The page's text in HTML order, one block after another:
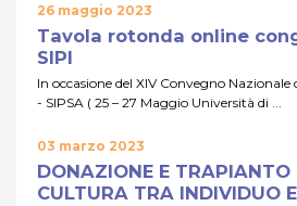
26 maggio 2023
Tavola rotonda online
SIPI
In occasione del XIV Convegno Nazionale
- SIPSA ( 25 – 27 Maggio Università di ...
03 marzo 2023
DONAZIONE E TRAPIANTO
CULTURA TRA INDIVIDUO